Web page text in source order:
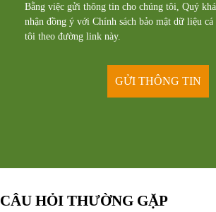
Bằng việc gửi thông tin cho chúng tôi, Quý
nhận đồng ý với Chính sách bảo mật dữ liệu cá
tôi theo đường link này.
CÂU HỎI THƯỜNG GẶP